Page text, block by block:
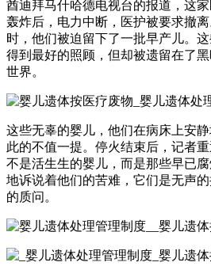
酋迪拜马什哈德电视台的报道，这
轰炸后，电力中断，医护被要求撤
时，他们被迫留下了一批早产儿。
得到最好的照顾，但却被遗留在了
世界。
这些无辜的婴儿，他们在病床上安
此的不值一提。停火结束后，记者
不是活生生的婴儿，而是那些早已
地诉说着他们的苦难，它们是无声
的质问。